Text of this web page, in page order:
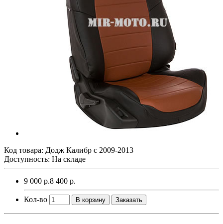
Код товара: Додж Калибр с 2009-2013
Доступность: На складе
9 000 р.8 400 р.
Кол-во В корзину Заказать